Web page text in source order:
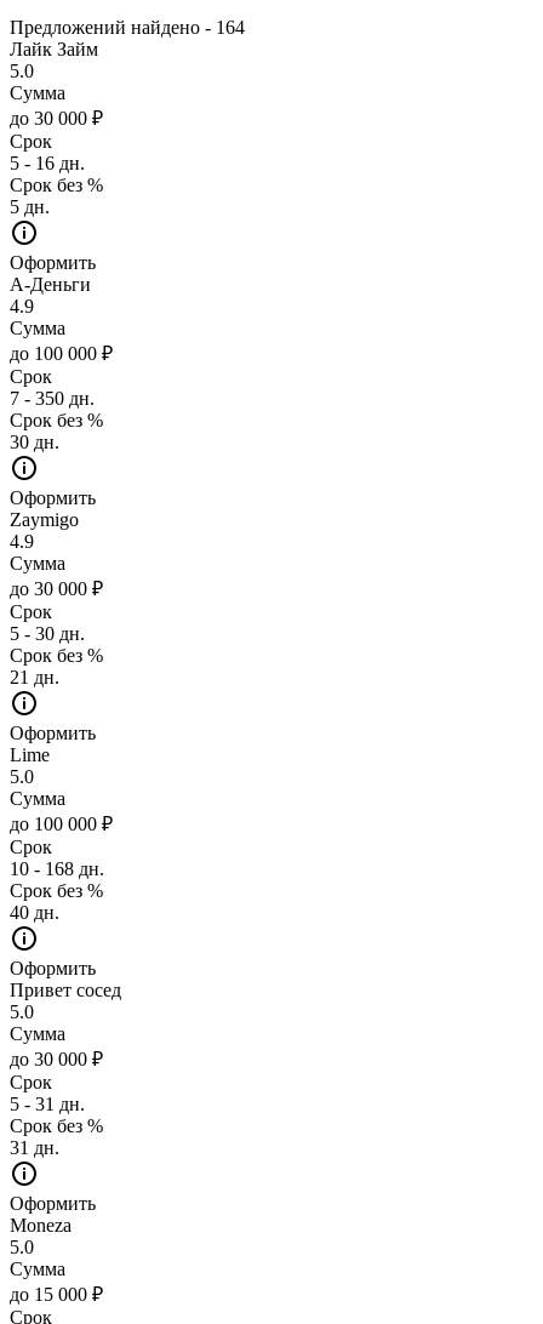
Предложений найдено - 164
Лайк Займ
5.0
Сумма
до 30 000 ₽
Срок
5 - 16 дн.
Срок без %
5 дн.
Оформить
А-Деньги
4.9
Сумма
до 100 000 ₽
Срок
7 - 350 дн.
Срок без %
30 дн.
Оформить
Zaymigo
4.9
Сумма
до 30 000 ₽
Срок
5 - 30 дн.
Срок без %
21 дн.
Оформить
Lime
5.0
Сумма
до 100 000 ₽
Срок
10 - 168 дн.
Срок без %
40 дн.
Оформить
Привет сосед
5.0
Сумма
до 30 000 ₽
Срок
5 - 31 дн.
Срок без %
31 дн.
Оформить
Moneza
5.0
Сумма
до 15 000 ₽
Срок